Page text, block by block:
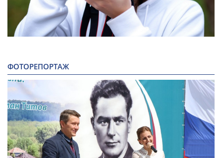
ФОТОРЕПОРТАЖ